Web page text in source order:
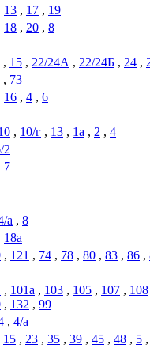
13 , 17 , 19
18 , 20 , 8
, 15 , 22/24А , 22/24Б , 24 ,
, 73
16 , 4 , 6
, 10/г , 13 , 1а , 2 , 4
2
7
а , 8
18а
, 121 , 74 , 78 , 80 , 83 , 86 ,
, 101а , 103 , 105 , 107 , 108
, 132 , 99
, 4/а
15 , 23 , 35 , 39 , 45 , 48 , 5